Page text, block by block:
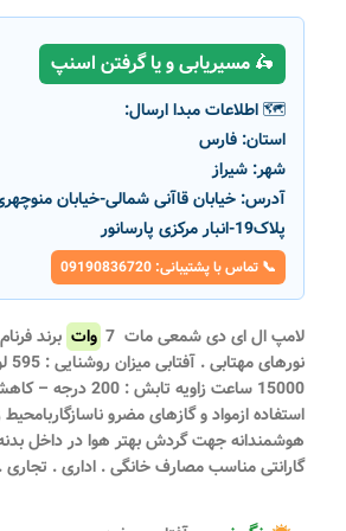
🛵 مسیریابی و یا گرفتن اسنپ
🗺️ اطلاعات مبدا ارسال:
استان: فارس
شهر: شیراز
آدرس:
پلاک19-انبار مرکزی پارسانور
📞 تماس با پشتیبانی: 09190836720
لامپ ال ای دی شمعی مات 7 وات
15000 ساعت زاویه
استفاده ازمواد و گازهای مضرو
هوشمندانه جهت گردش بهتر هوا در داخل
گارانتی مناسب مصارف خانگی . اداری .